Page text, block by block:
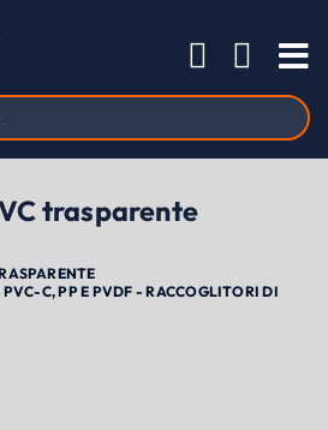
trasparente
C, PP E PVDF - RACCOGLITORI DI